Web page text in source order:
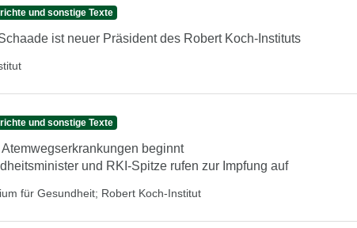
und sonstige Texte
ist neuer Präsident des Robert Koch-Instituts
und sonstige Texte
beginnt
und RKI-Spitze rufen zur Impfung auf
für Gesundheit; Robert Koch-Institut